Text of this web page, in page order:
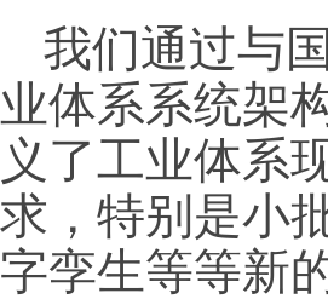
我们通过与
业体系系统架
义了工业体系
求，特别是小
字孪生等等新